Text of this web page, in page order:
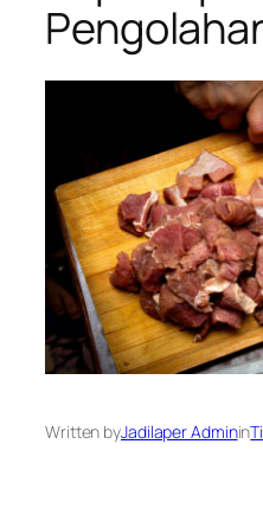
Written byJadilaper Adminin